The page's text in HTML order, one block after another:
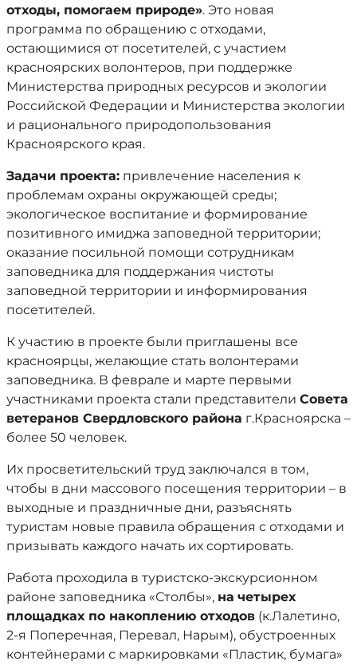
отходы, помогаем природе». Это новая
программа по обращению с отходами,
остающимися от посетителей, с участием
красноярских волонтеров, при поддержке
Министерства природных ресурсов и экологии
Российской Федерации и Министерства экологии
и рационального природопользования
Красноярского края.
Задачи проекта: привлечение населения к
проблемам охраны окружающей среды;
экологическое воспитание и формирование
позитивного имиджа заповедной территории;
оказание посильной помощи сотрудникам
заповедника для поддержания чистоты
заповедной территории и информирования
посетителей.
К участию в проекте были приглашены все
красноярцы, желающие стать волонтерами
заповедника. В феврале и марте первыми
участниками проекта стали представители Совета
ветеранов Свердловского района г.Красноярска –
более 50 человек.
Их просветительский труд заключался в том,
чтобы в дни массового посещения территории – в
выходные и праздничные дни, разъяснять
туристам новые правила обращения с отходами и
призывать каждого начать их сортировать.
Работа проходила в туристско-экскурсионном
районе заповедника «Столбы», на четырех
площадках по накоплению отходов (к.Лалетино,
2-я Поперечная, Перевал, Нарым), обустроенных
контейнерами с маркировками «Пластик, бумага»